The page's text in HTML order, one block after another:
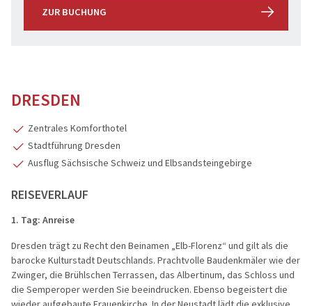
ZUR BUCHUNG
DRESDEN
Zentrales Komforthotel
Stadtführung Dresden
Ausflug Sächsische Schweiz und Elbsandsteingebirge
REISEVERLAUF
1. Tag: Anreise
Dresden trägt zu Recht den Beinamen „Elb-Florenz“ und gilt als die
barocke Kulturstadt Deutschlands. Prachtvolle Baudenkmäler wie der
Zwinger, die Brühlschen Terrassen, das Albertinum, das Schloss und
die Semperoper werden Sie beeindrucken. Ebenso begeistert die